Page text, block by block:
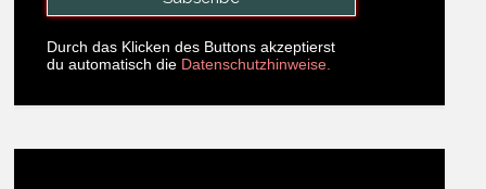
Durch das Klicken des Buttons akzeptierst
du automatisch die Datenschutzhinweise.